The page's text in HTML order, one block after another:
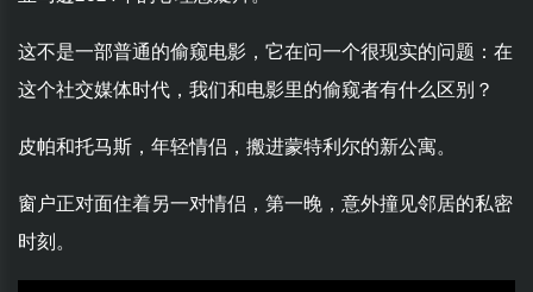
这不是一部普通的偷窥电影，它在问一个很现实的问题：在
这个社交媒体时代，我们和电影里的偷窥者有什么区别？
皮帕和托马斯，年轻情侣，搬进蒙特利尔的新公寓。
窗户正对面住着另一对情侣，第一晚，意外撞见邻居的私密
时刻。